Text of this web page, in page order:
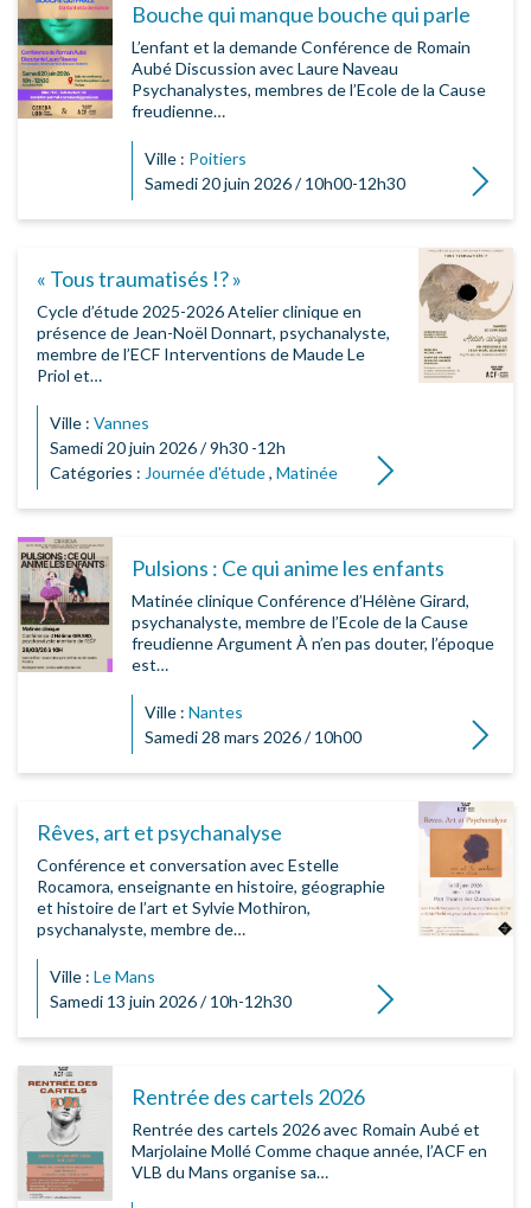
Bouche qui manque bouche qui parle
L’enfant et la demande Conférence de Romain
Aubé Discussion avec Laure Naveau
Psychanalystes, membres de l’Ecole de la Cause
freudienne…
Ville : Poitiers
Samedi 20 juin 2026 / 10h00-12h30
Lire la
« Tous traumatisés !? »
Cycle d’étude 2025-2026 Atelier clinique en
présence de Jean-Noël Donnart, psychanalyste,
membre de l’ECF Interventions de Maude Le
Priol et…
Ville : Vannes
Samedi 20 juin 2026 / 9h30 -12h
Catégories : Journée d'étude, Matinée Lire la suite
Pulsions : Ce qui anime les enfants
Matinée clinique Conférence d’Hélène Girard,
psychanalyste, membre de l’Ecole de la Cause
freudienne Argument À n’en pas douter, l’époque
est…
Ville : Nantes
Samedi 28 mars 2026 / 10h00
Lire la
Rêves, art et psychanalyse
Conférence et conversation avec Estelle
Rocamora, enseignante en histoire, géographie
et histoire de l’art et Sylvie Mothiron,
psychanalyste, membre de…
Ville : Le Mans
Samedi 13 juin 2026 / 10h-12h30
Lire la suite
Rentrée des cartels 2026
Rentrée des cartels 2026 avec Romain Aubé et
Marjolaine Mollé Comme chaque année, l’ACF en
VLB du Mans organise sa…